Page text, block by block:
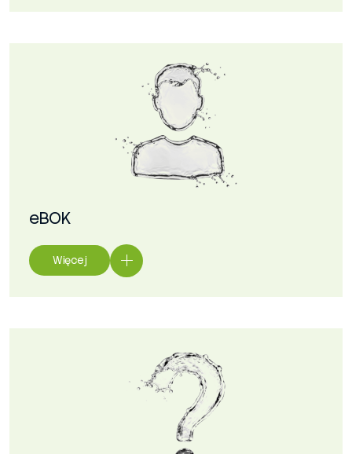
eBOK
Więcej